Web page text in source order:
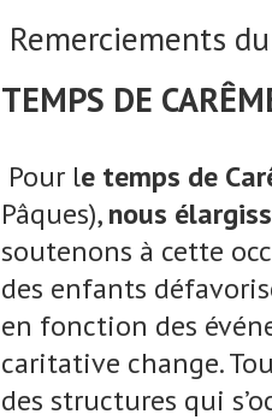
Remerciements
TEMPS DE
Pour le temps de
Pâques),nous
soutenons à cette
des enfants
en fonction des
caritative change.
des structures qui